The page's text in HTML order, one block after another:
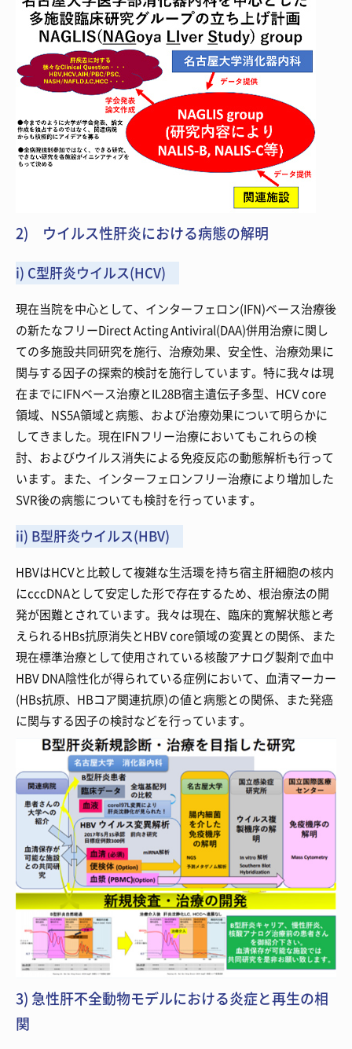
2) ウイルス性肝炎における病態の解明
i) C型肝炎ウイルス(HCV)
現在当院を中心として、インターフェロン(IFN)ベース治療後
の新たなフリーDirect Acting Antiviral(DAA)併用治療に関し
ての多施設共同研究を施行、治療効果、安全性、治療効果に
関与する因子の探索的検討を施行しています。特に我々は現
在までにIFNベース治療とIL28B宿主遺伝子多型、HCV core
領域、NS5A領域と病態、および治療効果について明らかに
してきました。現在IFNフリー治療においてもこれらの検
討、およびウイルス消失による免疫反応の動態解析も行って
います。また、インターフェロンフリー治療により増加した
SVR後の病態についても検討を行っています。
ii) B型肝炎ウイルス(HBV)
HBVはHCVと比較して複雑な生活環を持ち宿主肝細胞の核内
にcccDNAとして安定した形で存在するため、根治療法の開
発が困難とされています。我々は現在、臨床的寛解状態と考
えられるHBs抗原消失とHBV core領域の変異との関係、また
現在標準治療として使用されている核酸アナログ製剤で血中
HBV DNA陰性化が得られている症例において、血清マーカー
(HBs抗原、HBコア関連抗原)の値と病態との関係、また発癌
に関与する因子の検討などを行っています。
3) 急性肝不全動物モデルにおける炎症と再生の相
関